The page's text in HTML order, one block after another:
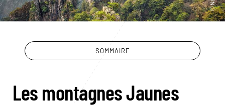
SOMMAIRE
Les montagnes Jaunes